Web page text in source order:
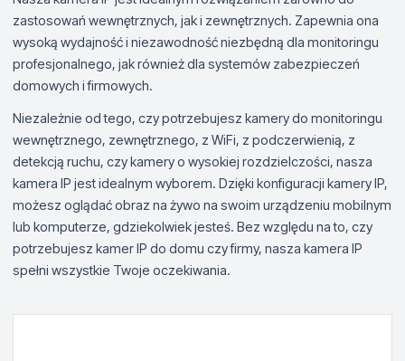
zastosowań wewnętrznych, jak i zewnętrznych. Zapewnia ona
wysoką wydajność i niezawodność niezbędną dla monitoringu
profesjonalnego, jak również dla systemów zabezpieczeń
domowych i firmowych.
Niezależnie od tego, czy potrzebujesz kamery do monitoringu
wewnętrznego, zewnętrznego, z WiFi, z podczerwienią, z
detekcją ruchu, czy kamery o wysokiej rozdzielczości, nasza
kamera IP jest idealnym wyborem. Dzięki konfiguracji kamery IP,
możesz oglądać obraz na żywo na swoim urządzeniu mobilnym
lub komputerze, gdziekolwiek jesteś. Bez względu na to, czy
potrzebujesz kamer IP do domu czy firmy, nasza kamera IP
spełni wszystkie Twoje oczekiwania.